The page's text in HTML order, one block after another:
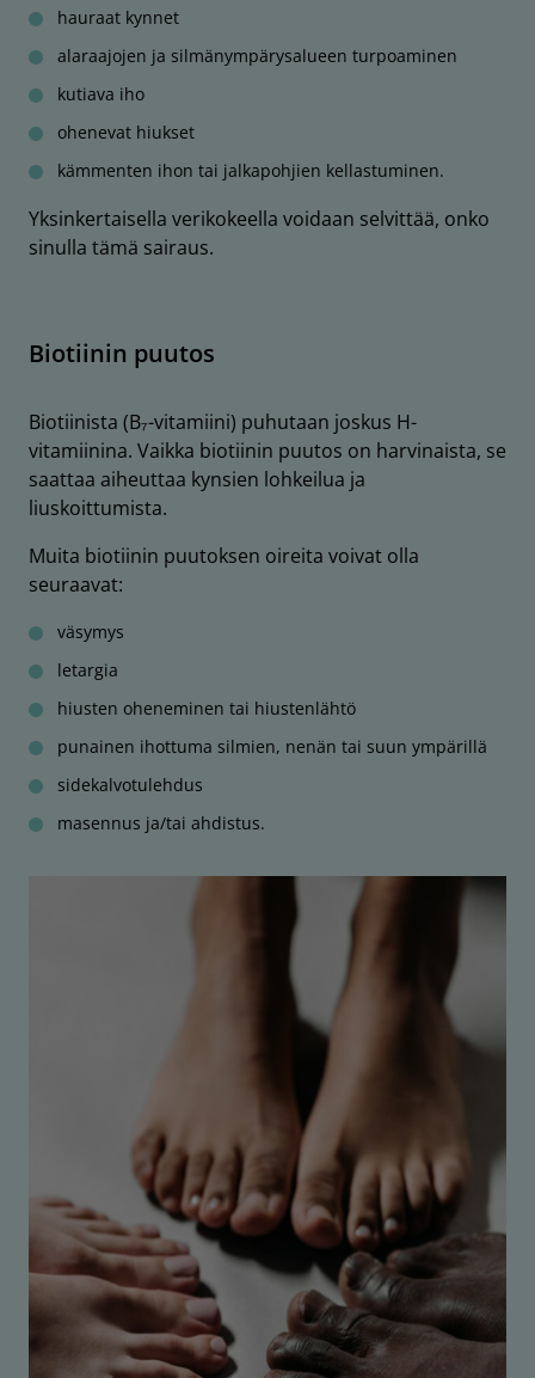
hauraat kynnet
alaraajojen ja silmänympärysalueen turpoaminen
kutiava iho
ohenevat hiukset
kämmenten ihon tai jalkapohjien kellastuminen.
Yksinkertaisella verikokeella voidaan selvittää, onko
sinulla tämä sairaus.
Biotiinin puutos
Biotiinista (B₇-vitamiini) puhutaan joskus H-
vitamiinina. Vaikka biotiinin puutos on harvinaista, se
saattaa aiheuttaa kynsien lohkeilua ja
liuskoittumista.
Muita biotiinin puutoksen oireita voivat olla
seuraavat:
väsymys
letargia
hiusten oheneminen tai hiustenlähtö
punainen ihottuma silmien, nenän tai suun ympärillä
sidekalvotulehdus
masennus ja/tai ahdistus.